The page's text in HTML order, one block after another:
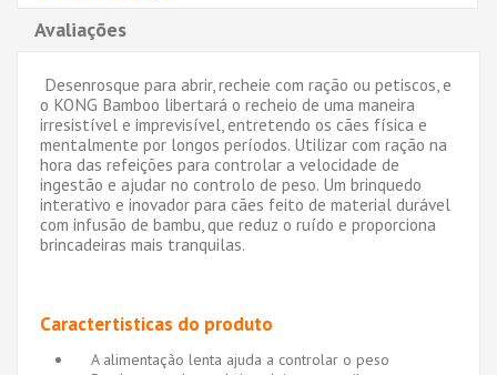
Avaliações
Desenrosque para abrir, recheie com ração ou petiscos, e
o KONG Bamboo libertará o recheio de uma maneira
irresistível e imprevisível, entretendo os cães física e
mentalmente por longos períodos. Utilizar com ração na
hora das refeições para controlar a velocidade de
ingestão e ajudar no controlo de peso. Um brinquedo
interativo e inovador para cães feito de material durável
com infusão de bambu, que reduz o ruído e proporciona
brincadeiras mais tranquilas.
Caractertisticas do produto
A alimentação lenta ajuda a controlar o peso